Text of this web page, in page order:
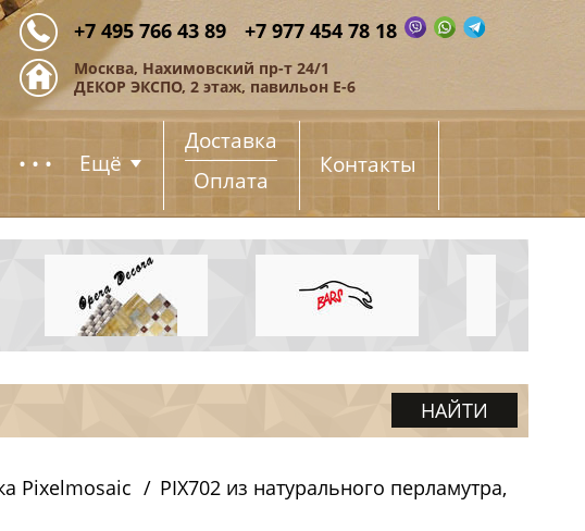
+7 495 766 43 89 +7 977 454 78 18
Москва, Нахимовский пр-т 24/1
ДЕКОР ЭКСПО, 2 этаж, павильон Е-6
... Ещё
Доставка
Оплата
Контакты
Pixelmosaic
PIX702 из натурального перламутра,